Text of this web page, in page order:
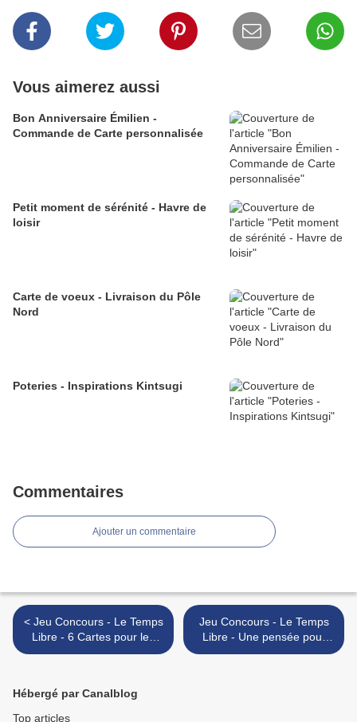
Vous aimerez aussi
Bon Anniversaire Émilien -
Commande de Carte personnalisée
Petit moment de sérénité - Havre de
loisir
Carte de voeux - Livraison du Pôle
Nord
Poteries - Inspirations Kintsugi
Commentaires
Ajouter un commentaire
< Jeu Concours - Le Temps
Libre - 6 Cartes pour les
soutenir!
Jeu Concours - Le Temps
Libre - Une pensée pour
vous... >
Hébergé par Canalblog
Top articles